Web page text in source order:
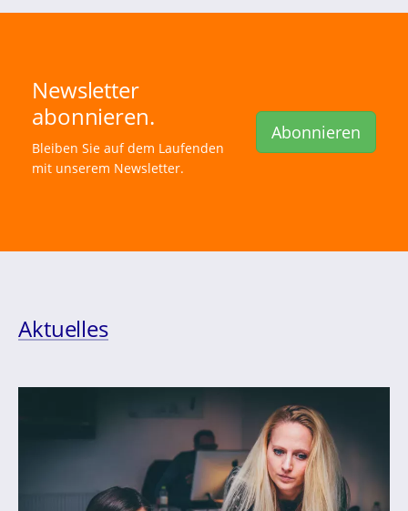
Newsletter
abonnieren.
Bleiben Sie auf dem Laufenden
mit unserem Newsletter.
Abonnieren
Aktuelles